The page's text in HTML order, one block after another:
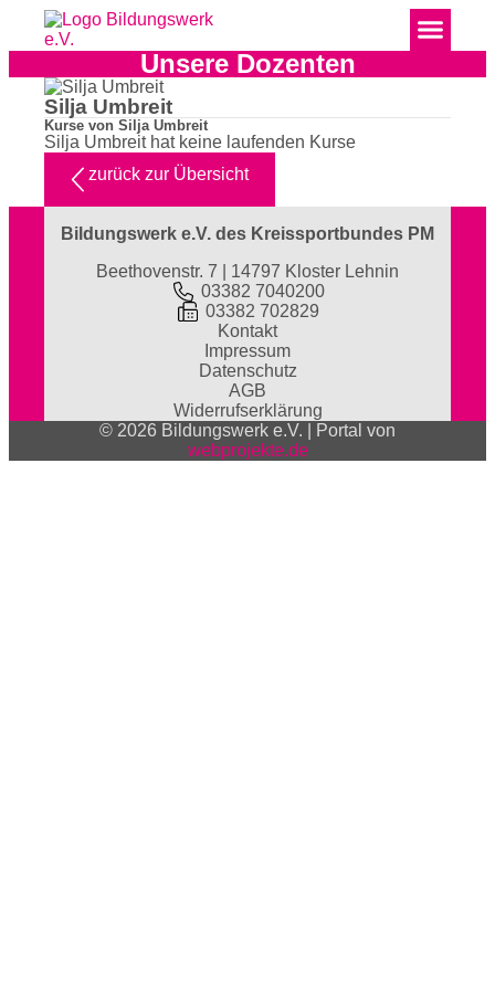
Unsere Dozenten
Silja Umbreit
Kurse von Silja Umbreit
Silja Umbreit hat keine laufenden Kurse
zurück zur Übersicht
Bildungswerk e.V. des Kreissportbundes PM
Beethovenstr. 7 | 14797 Kloster Lehnin
03382 7040200
03382 702829
Kontakt
Impressum
Datenschutz
AGB
Widerrufserklärung
© 2026 Bildungswerk e.V. | Portal von
webprojekte.de